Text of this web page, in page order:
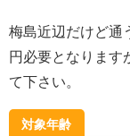
梅島近辺だけど通
円必要となります
て下さい。
対象年齢